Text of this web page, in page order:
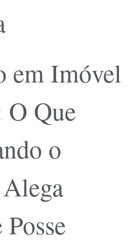
em Imóvel
Que
o